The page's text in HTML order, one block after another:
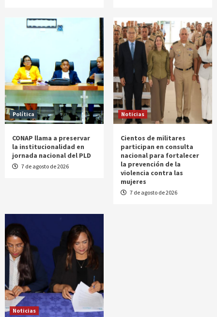
Política
CONAP llama a preservar
la institucionalidad en
jornada nacional del PLD
7 de agosto de 2026
Noticias
Cientos de militares
participan en consulta
nacional para fortalecer
la prevención de la
violencia contra las
mujeres
7 de agosto de 2026
Noticias